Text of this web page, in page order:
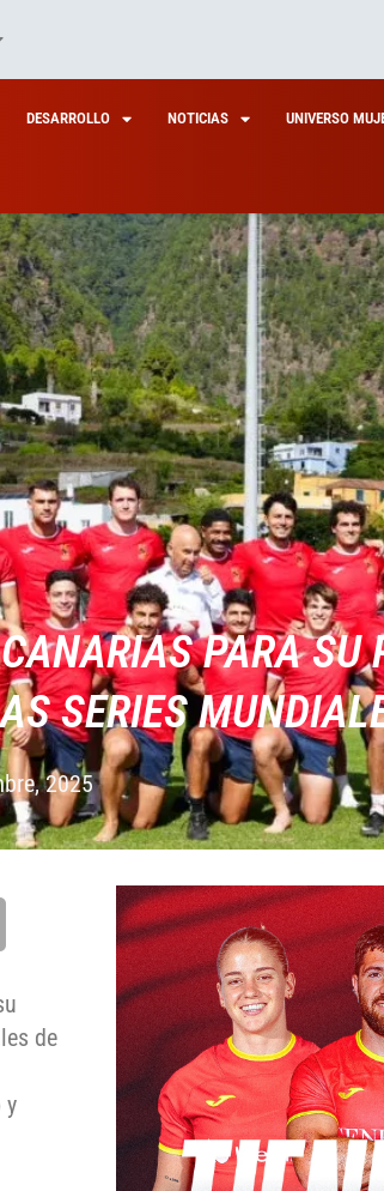
DESARROLLO NOTICIAS UNIVERSO
PARA SU
SERIES
2025
de
y